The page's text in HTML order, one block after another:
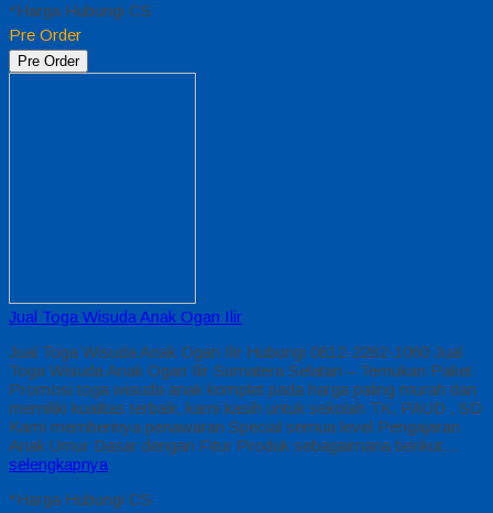
*Harga Hubungi CS
Pre Order
Pre Order
Jual Toga Wisuda Anak Ogan Ilir
Jual Toga Wisuda Anak Ogan Ilir Hubungi 0812-2282-1060 Jual
Toga Wisuda Anak Ogan Ilir Sumatera Selatan – Temukan Paket
Promosi toga wisuda anak komplet pada harga paling murah dan
memiliki kualitas terbaik, kami kasih untuk sekolah TK, PAUD , SD
Kami memberinya penawaran Special semua level Pengajaran
Anak Umur Dasar dengan Fitur Produk sebagaimana berikut…
selengkapnya
*Harga Hubungi CS